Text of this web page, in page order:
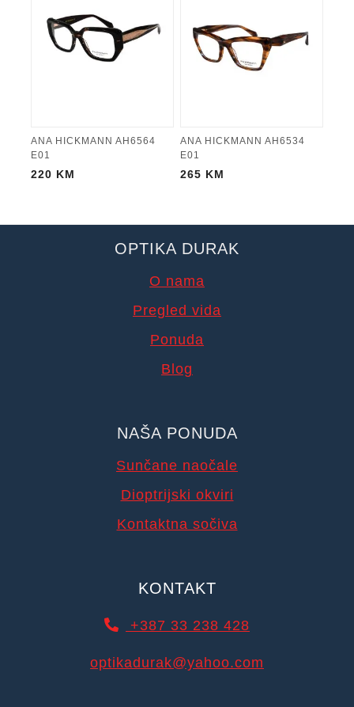
ANA HICKMANN AH6564
E01
220 KM
ANA HICKMANN AH6534
E01
265 KM
OPTIKA DURAK
O nama
Pregled vida
Ponuda
Blog
NAŠA PONUDA
Sunčane naočale
Dioptrijski okviri
Kontaktna sočiva
KONTAKT
+387 33 238 428
optikadurak@yahoo.com